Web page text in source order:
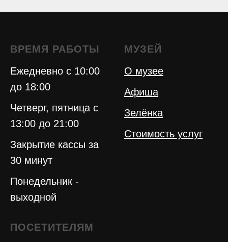
ВРЕМЯ РАБОТЫ
Ежедневно с 10:00
до 18:00
Четверг, пятница с
13:00 до 21:00
Закрытие кассы за
30 минут
Понедельник -
выходной
МУЗЕЙ
О музее
Афиша
Зелёнка
Стоимость услуг
ПОСЕТИТЕЛЯМ